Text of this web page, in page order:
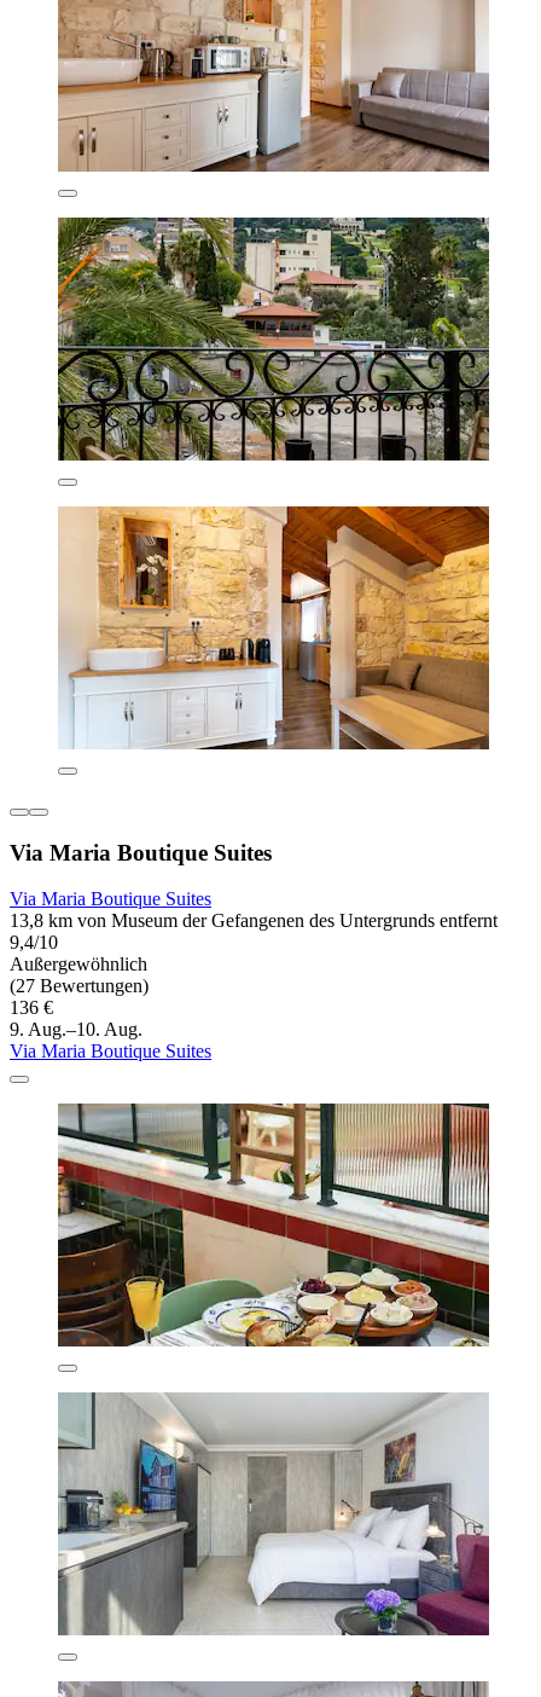
Via Maria Boutique Suites
Via Maria Boutique Suites
13,8 km von Museum der Gefangenen des Untergrunds entfernt
9,4/10
Außergewöhnlich
(27 Bewertungen)
136 €
9. Aug.–10. Aug.
Via Maria Boutique Suites